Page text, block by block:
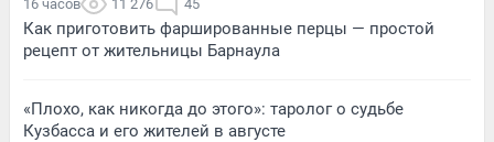
16 часов 11 276 45
Как приготовить фаршированные перцы — простой
рецепт от жительницы Барнаула
«Плохо, как никогда до этого»: таролог о судьбе
Кузбасса и его жителей в августе